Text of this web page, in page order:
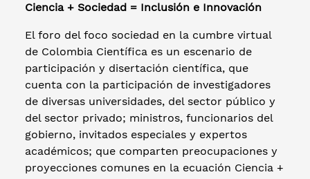
Ciencia + Sociedad = Inclusión e Innovación
El foro del foco sociedad en la cumbre virtual
de Colombia Científica es un escenario de
participación y disertación científica, que
cuenta con la participación de investigadores
de diversas universidades, del sector público y
del sector privado; ministros, funcionarios del
gobierno, invitados especiales y expertos
académicos; que comparten preocupaciones y
proyecciones comunes en la ecuación Ciencia +